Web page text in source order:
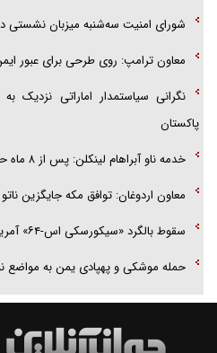
شورای امنیت سه‌شنبه میزبان نشستی
معاون ترامپ: روی طرحی برای عبور
نگرانی سیاستمدار اماراتی نزدیک
پاکستان
خدمه ناو آبراهام لینکلن: پس از ۸ ماه حضور در دریا خسته و درمانده شدیم
معاون اردوغان: توافق مکه جایگزین
سقوط بالگرد «سیکورسکی اس-۶۴» آمریکا
حمله موشکی و پهپادی یمن به مواضع